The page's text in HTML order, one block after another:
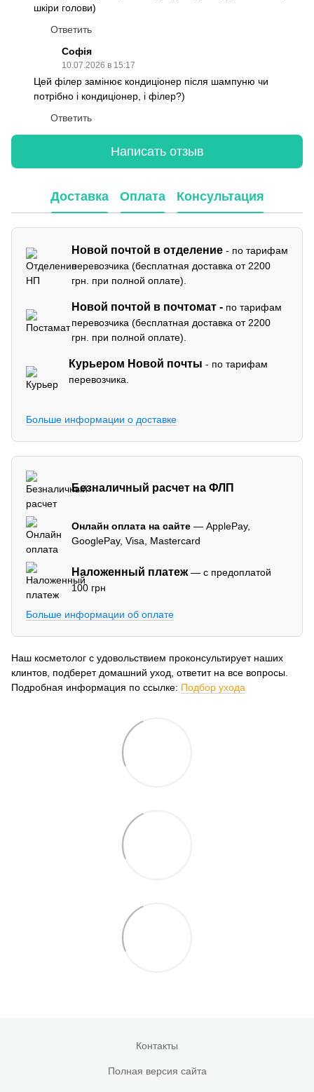
шкіри голови)
Ответить
Софія
10.07.2026 в 15:17
Цей філер замінює кондиціонер після шампуню чи
потрібно і кондиціонер, і філер?)
Ответить
Написать отзыв
Доставка Оплата Консультация
Новой почтой в отделение - по тарифам
перевозчика (бесплатная доставка от 2200
грн. при полной оплате).
Новой почтой в почтомат - по тарифам
перевозчика (бесплатная доставка от 2200
грн. при полной оплате).
Курьером Новой почты - по тарифам
перевозчика.
Больше информации о доставке
Безналичный расчет на ФЛП
Онлайн оплата на сайте — ApplePay,
GooglePay, Visa, Mastercard
Наложенный платеж— с предоплатой
100 грн
Больше информации об оплате
Наш косметолог с удовольствием проконсультирует наших
клинтов, подберет домашний уход, ответит на все вопросы.
Подробная информация по ссылке: Подбор ухода
Контакты
Полная версия сайта